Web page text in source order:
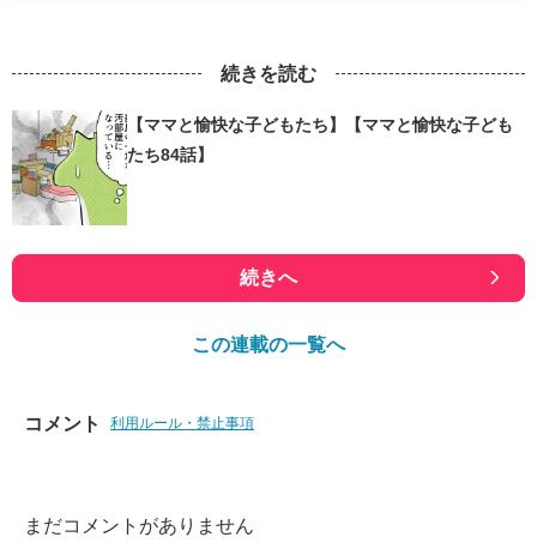
続きを読む
【ママと愉快な子どもたち】【ママと愉快な子ども
たち84話】
続きへ
この連載の一覧へ
コメント 利用ルール・禁止事項
まだコメントがありません